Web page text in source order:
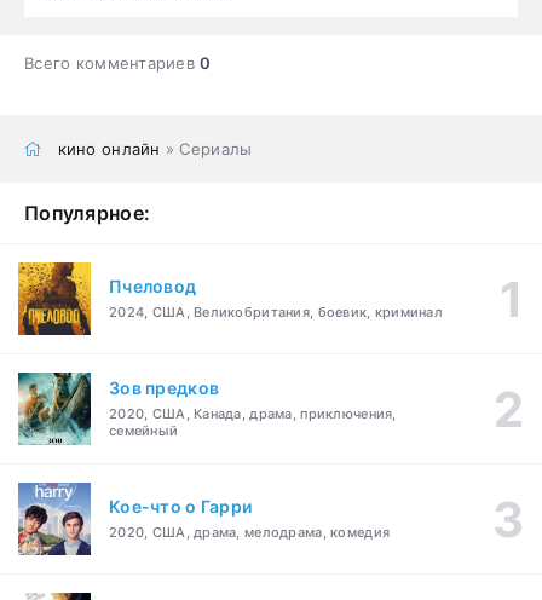
Всего комментариев0
кино онлайн » Сериалы
Популярное:
Пчеловод
2024, США, Великобритания, боевик, криминал
Зов предков
2020, США, Канада, драма, приключения,
семейный
Кое-что о Гарри
2020, США, драма, мелодрама, комедия